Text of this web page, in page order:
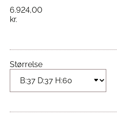
6.924,00
kr.
Størrelse